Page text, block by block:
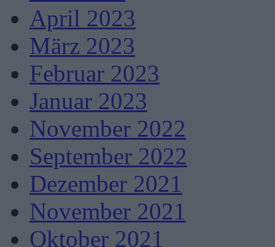
April 2023
März 2023
Februar 2023
Januar 2023
November 2022
September 2022
Dezember 2021
November 2021
Oktober 2021